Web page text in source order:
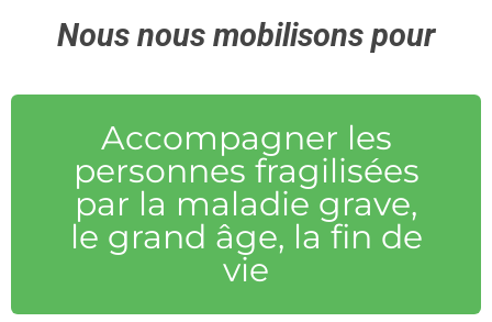
Nous nous mobilisons pour
Accompagner les
personnes fragilisées
par la maladie grave,
le grand âge, la fin de
vie